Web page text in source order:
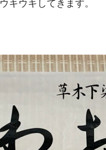
ウキウキしてきます。